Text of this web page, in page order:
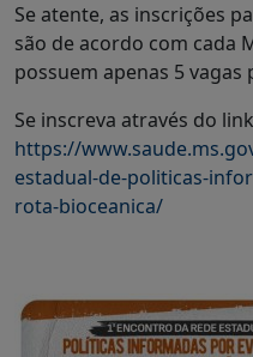
Se atente, as inscrições
são de acordo com cada
possuem apenas 5 vagas
Se inscreva através do
https://
estadual-de-politicas-
rota-bioceanica/